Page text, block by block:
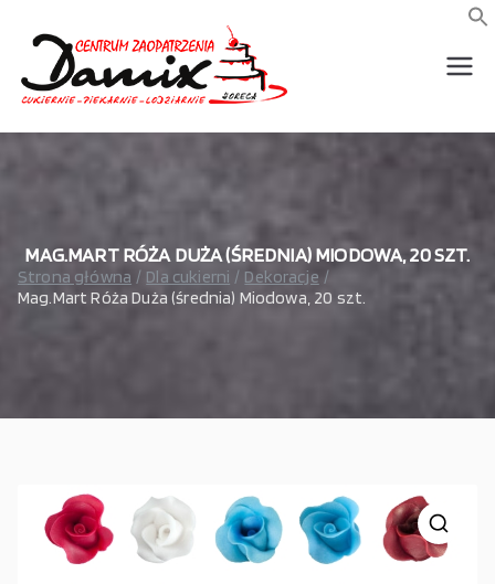
treści
wszystko
gastrono
wszystko dla piekarni,
MAG.MART RÓŻA DUŻA (ŚREDNIA) MIODOWA, 20 SZT.
Strona główna Dla cukierni
Dekoracje
Mag.Mart Róża Duża (średnia) Miodowa, 20 szt.